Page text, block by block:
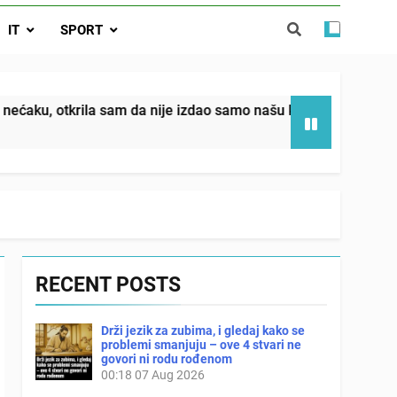
nije izdao samo našu kćer, nego je
sin već sutradan oženio ljubavnicom,
i da iza bolničkog stakla već čekaju
IT SPORT
da nije izdao samo našu kćer, nego je svojim potpisom
RECENT POSTS
Drži jezik za zubima, i gledaj kako se
problemi smanjuju – ove 4 stvari ne
govori ni rodu rođenom
00:18 07 Aug 2026